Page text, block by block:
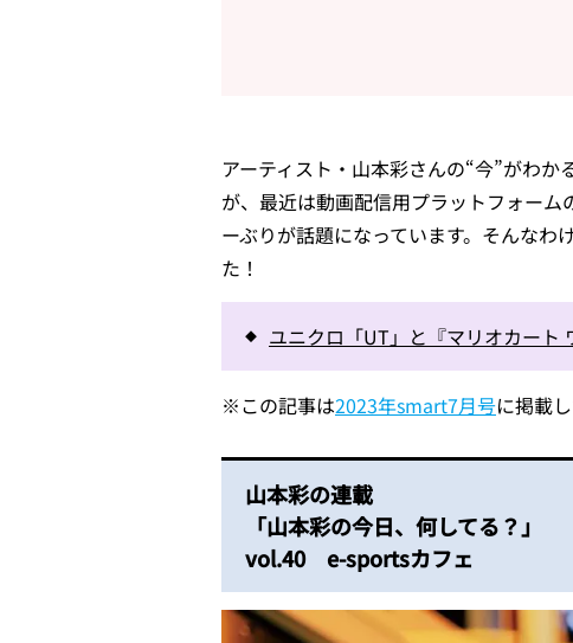
アーティスト・山本彩さんの“今”がわ
が、最近は動画配信用プラットフォー
ーぶりが話題になっています。そんな
た！
ユニクロ「UT」と『マリオカート
※この記事は2023年smart7月号に掲載
山本彩の連載
「山本彩の今日、何してる？」
vol.40 e-sportsカフェ